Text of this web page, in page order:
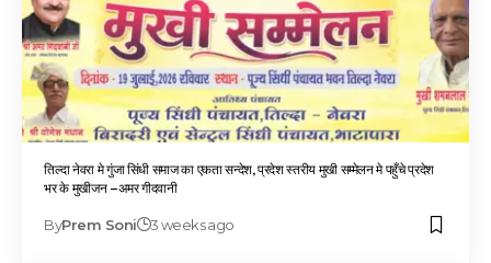
तिल्दा नेवरा मे गुंजा सिंधी समाज का एकता सन्देश, प्रदेश स्तरीय मुखी सम्मेलन मे पहुँचे प्रदेश
भर के मुखीजन –अमर गीदवानी
ByPrem Soni 3 weeks ago